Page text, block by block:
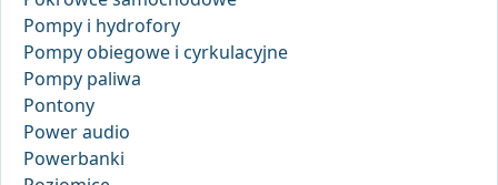
Pompy i hydrofory
Pompy obiegowe i cyrkulacyjne
Pompy paliwa
Pontony
Power audio
Powerbanki